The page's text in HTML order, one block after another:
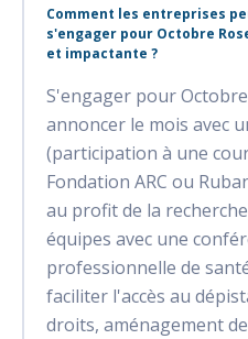
Comment les entreprises
s'engager pour Octobre
et impactante ?
S'engager pour
annoncer le mois avec
(participation à une
Fondation ARC ou
au profit de la
équipes avec une
professionnelle de
faciliter l'accès au
droits, aménagement